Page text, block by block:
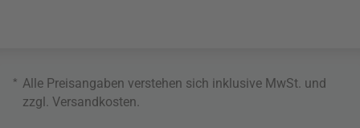
* Alle Preisangaben verstehen sich inklusive MwSt. und
zzgl. Versandkosten